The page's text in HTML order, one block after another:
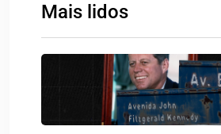
Mais lidos